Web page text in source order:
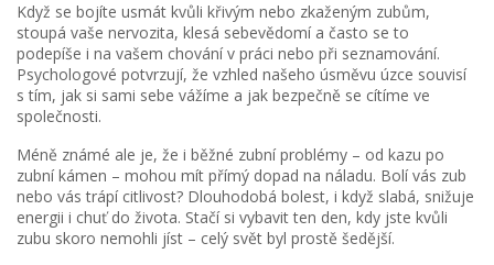
Když se bojíte usmát kvůli křivým nebo zkaženým zubům,
stoupá vaše nervozita, klesá sebevědomí a často se to
podepíše i na vašem chování v práci nebo při seznamování.
Psychologové potvrzují, že vzhled našeho úsměvu úzce souvisí
s tím, jak si sami sebe vážíme a jak bezpečně se cítíme ve
společnosti.
Méně známé ale je, že i běžné zubní problémy – od kazu po
zubní kámen – mohou mít přímý dopad na náladu. Bolí vás zub
nebo vás trápí citlivost? Dlouhodobá bolest, i když slabá, snižuje
energii i chuť do života. Stačí si vybavit ten den, kdy jste kvůli
zubu skoro nemohli jíst – celý svět byl prostě šedější.